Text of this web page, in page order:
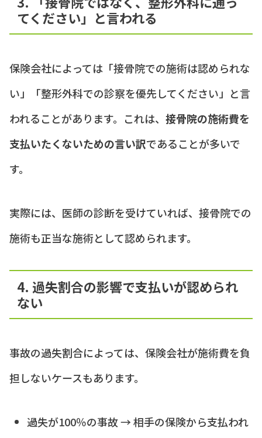
てください」と言われる
保険会社によっては「接骨院での施術は認められな
い」「整形外科での診察を優先してください」と言
われることがあります。これは、 接骨院の施術費を
支払いたくないための言い訳であることが多いで
す。
実際には、医師の診断を受けていれば、接骨院での
施術も正当な施術として認められます。
4. 過失割合の影響で支払いが認められ
ない
事故の過失割合によっては、保険会社が施術費を負
担しないケースもあります。
過失が100％の事故 → 相手の保険から支払われ